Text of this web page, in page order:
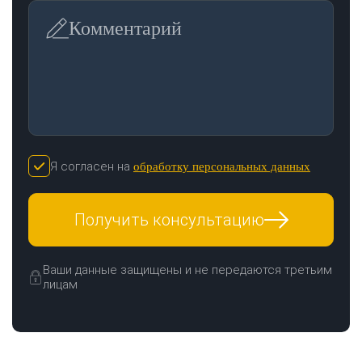
Комментарий
Я согласен на обработку персональных данных
Получить консультацию
Ваши данные защищены и не передаются третьим
лицам